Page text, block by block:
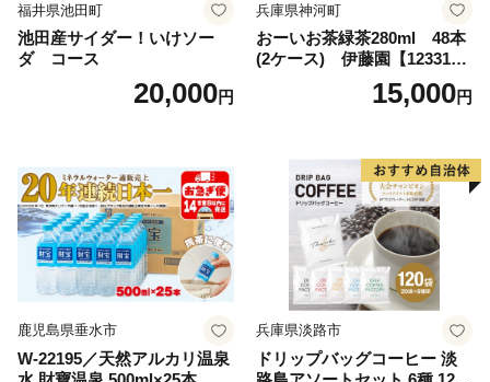
福井県池田町
池田産サイダー！いけソー
ダ コース
20,000円
兵庫県神河町
おーいお茶緑茶280ml 48本
(2ケース) 伊藤園【123317
15,000円
鹿児島県垂水市
W-22195／天然アルカリ温泉
兵庫県淡路市
ドリップバッグコーヒー 淡